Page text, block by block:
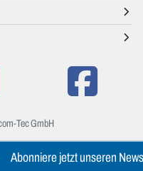
Tec GmbH
jetzt unseren